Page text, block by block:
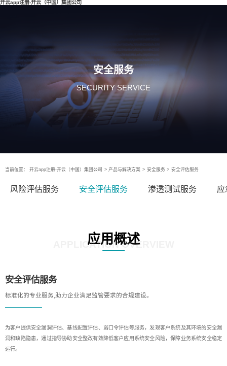
开云app注册-开云（中国）集团公司
安全服务
SECURITY SERVICE
当前位置： 开云app注册-开云（中国）集团公司 > 产品与解决方案 > 安全服务 > 安全评估服务
风险评估服务 安全评估服务 渗透测试服务 应
应用概述
APPLICATION OVERVIEW
安全评估服务
标准化的专业服务,助力企业满足监管要求的合规建设。
为客户提供安全漏洞评估、基线配置评估、弱口令评估等服务，发现客户系统及其环境的安全漏
洞和缺陷隐患，通过指导协助安全整改有效降低客户应用系统安全风险，保障业务系统安全稳定
运行。